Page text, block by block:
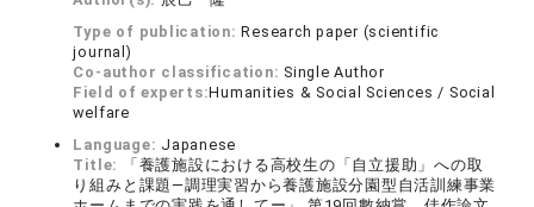
Type of publication:Research paper (scientific
journal)
Co-author classification: Single Author
Field of experts:Humanities & Social Sciences / Social
welfare
Language: Japanese
Title:
「養護施設における高校生の「自立援助」への取
り組みと課題―調理実習から養護施設分園型自活訓練事業